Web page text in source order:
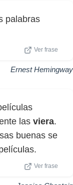
palabras
Ver frase
Ernest Hemingway
las viera.
buenas se
Ver frase